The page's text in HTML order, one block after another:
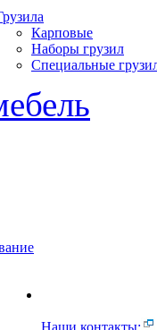
Карповые
Наборы грузил
Специальные